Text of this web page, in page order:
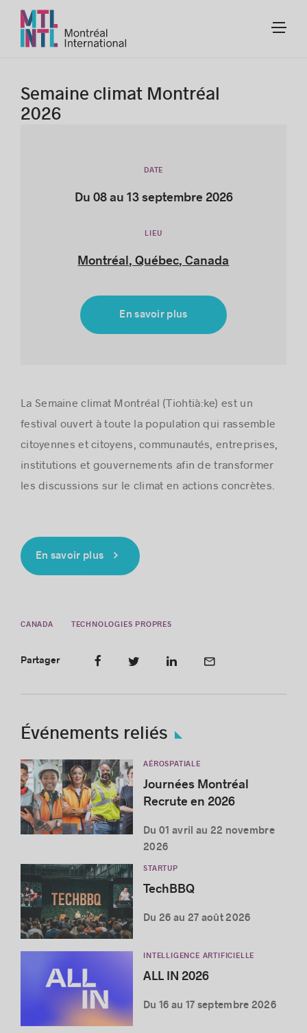
Semaine climat Montréal
2026
DATE
Du 08 au 13 septembre 2026
LIEU
Montréal, Québec, Canada
En savoir plus
La Semaine climat Montréal (Tiohtià:ke) est un
festival ouvert à toute la population qui rassemble
citoyennes et citoyens, communautés, entreprises,
institutions et gouvernements afin de transformer
les discussions sur le climat en actions concrètes.
En savoir plus
CANADA TECHNOLOGIES PROPRES
Partager
Événements reliés
AÉROSPATIALE
Journées Montréal
Recrute en 2026
Du 01 avril au 22 novembre
2026
STARTUP
TechBBQ
Du 26 au 27 août 2026
INTELLIGENCE ARTIFICIELLE
ALL IN 2026
Du 16 au 17 septembre 2026